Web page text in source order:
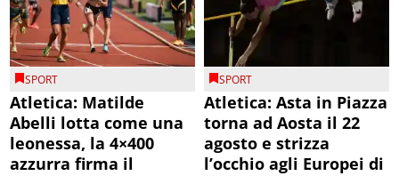
SPORT
Atletica: Matilde
Abelli lotta come una
leonessa, la 4×400
azzurra firma il
SPORT
Atletica: Asta in Piazza
torna ad Aosta il 22
agosto e strizza
l’occhio agli Europei di